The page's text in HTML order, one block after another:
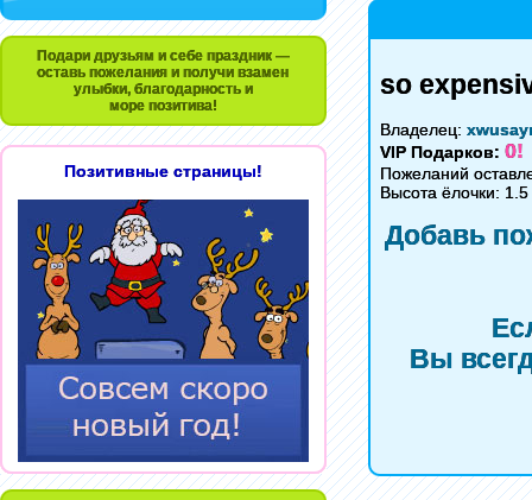
Подари друзьям и себе праздник —
оставь пожелания и получи взамен
улыбки, благодарность и
море позитива!
Позитивные страницы!
so
Владелец:
VIP Подарков: 0!
Пожеланий
Высота ёлочки:
Добавь
Вы